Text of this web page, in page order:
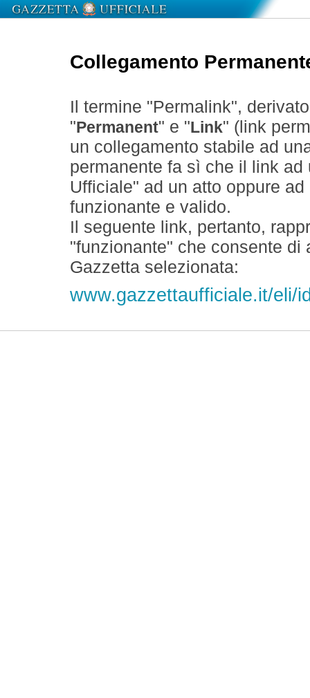
Collegamento
Il termine "Permalink",
" Permanent" e " Link" (link
un collegamento stabile ad
permanente fa sì che il link
Ufficiale" ad un atto oppure
funzionante e valido.
Il seguente link, pertanto,
"funzionante" che consente
Gazzetta selezionata:
www.gazzettaufficiale.it/eli/